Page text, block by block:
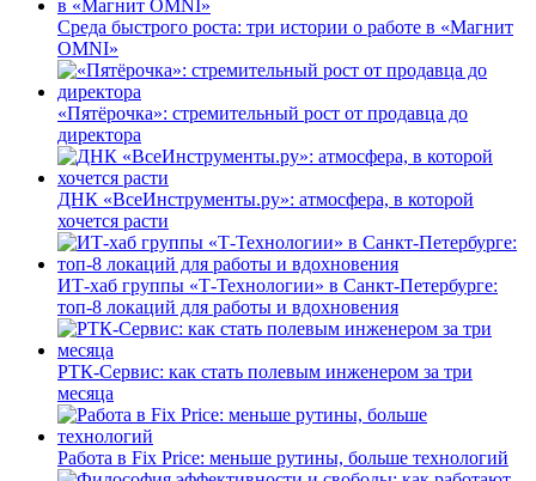
Среда быстрого роста: три истории о работе в «Магнит
OMNI»
«Пятёрочка»: стремительный рост от продавца до
директора
ДНК «ВсеИнструменты.ру»: атмосфера, в которой
хочется расти
ИТ-хаб группы «Т-Технологии» в Санкт-Петербурге:
топ-8 локаций для работы и вдохновения
РТК-Сервис: как стать полевым инженером за три
месяца
Работа в Fix Price: меньше рутины, больше технологий